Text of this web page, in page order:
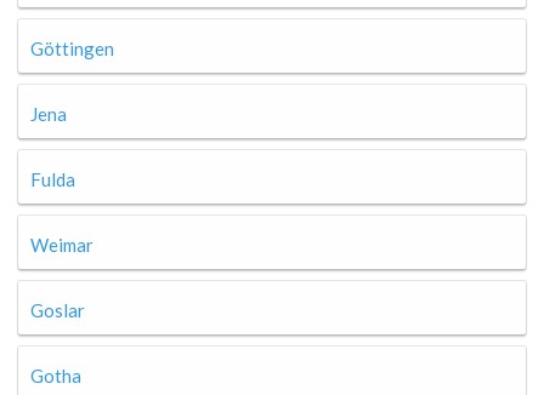
Göttingen
Jena
Fulda
Weimar
Goslar
Gotha